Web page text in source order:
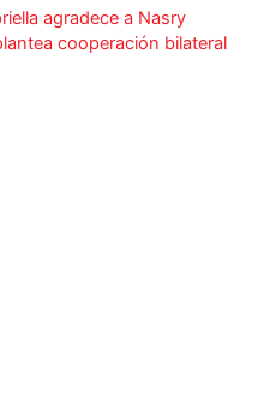
agradece a Nasry
cooperación bilateral